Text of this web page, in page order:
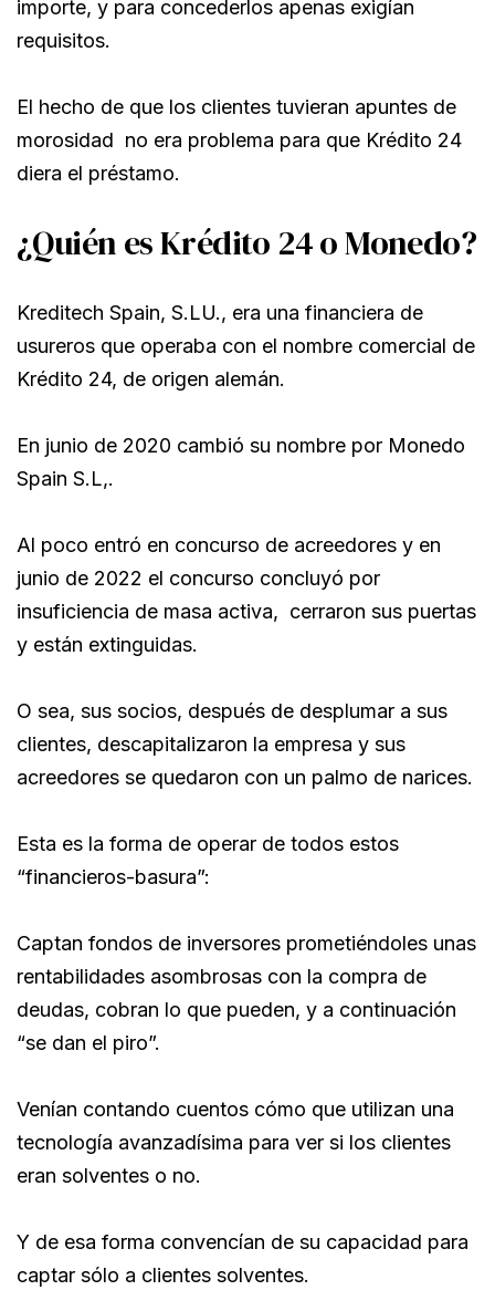
importe, y para concederlos apenas exigían
requisitos.
El hecho de que los clientes tuvieran apuntes de
morosidad no era problema para que Krédito 24
diera el préstamo.
¿Quién es Krédito 24 o Monedo?
Kreditech Spain, S.LU., era una financiera de
usureros que operaba con el nombre comercial de
Krédito 24, de origen alemán.
En junio de 2020 cambió su nombre por Monedo
Spain S.L,.
Al poco entró en concurso de acreedores y en
junio de 2022 el concurso concluyó por
insuficiencia de masa activa, cerraron sus puertas
y están extinguidas.
O sea, sus socios, después de desplumar a sus
clientes, descapitalizaron la empresa y sus
acreedores se quedaron con un palmo de narices.
Esta es la forma de operar de todos estos
“financieros-basura”:
Captan fondos de inversores prometiéndoles unas
rentabilidades asombrosas con la compra de
deudas, cobran lo que pueden, y a continuación
“se dan el piro”.
Venían contando cuentos cómo que utilizan una
tecnología avanzadísima para ver si los clientes
eran solventes o no.
Y de esa forma convencían de su capacidad para
captar sólo a clientes solventes.